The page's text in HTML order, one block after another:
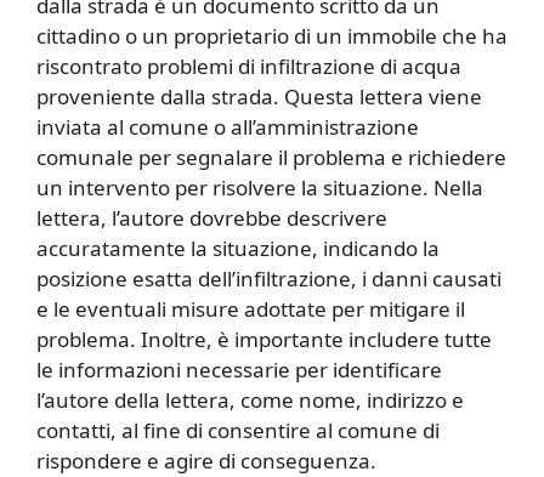
dalla strada è un documento scritto da un
cittadino o un proprietario di un immobile che ha
riscontrato problemi di infiltrazione di acqua
proveniente dalla strada. Questa lettera viene
inviata al comune o all’amministrazione
comunale per segnalare il problema e richiedere
un intervento per risolvere la situazione. Nella
lettera, l’autore dovrebbe descrivere
accuratamente la situazione, indicando la
posizione esatta dell’infiltrazione, i danni causati
e le eventuali misure adottate per mitigare il
problema. Inoltre, è importante includere tutte
le informazioni necessarie per identificare
l’autore della lettera, come nome, indirizzo e
contatti, al fine di consentire al comune di
rispondere e agire di conseguenza.